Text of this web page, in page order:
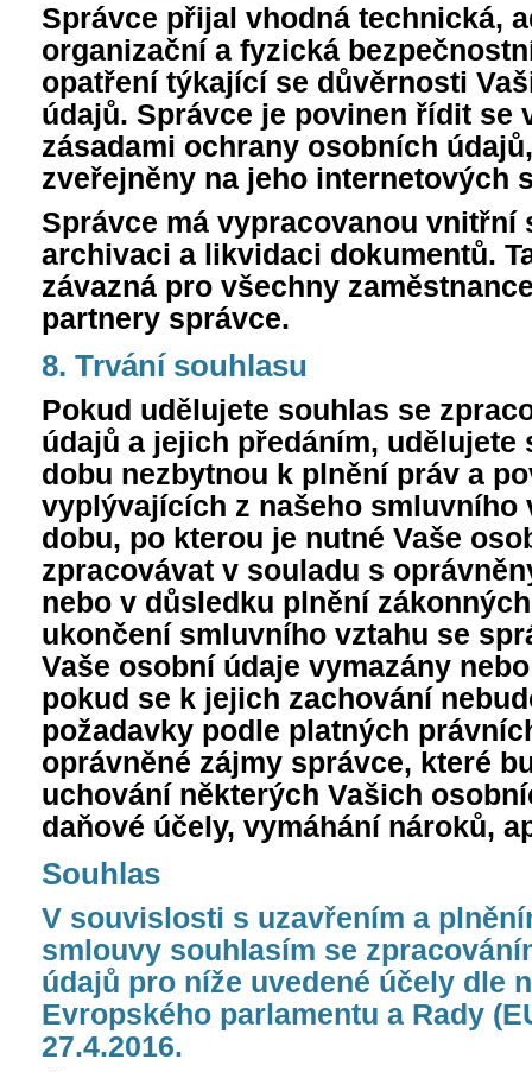
Správce přijal vhodná technická,
organizační a fyzická
opatření týkající se důvěrnosti
údajů. Správce je povinen řídit se
zásadami ochrany osobních
zveřejněny na jeho internetových
Správce má vypracovanou vnitřní
archivaci a likvidaci dokumentů.
závazná pro všechny
partnery správce.
8. Trvání souhlasu
Pokud udělujete souhlas se
údajů a jejich předáním, udělujete
dobu nezbytnou k plnění práv a
vyplývajících z našeho smluvního
dobu, po kterou je nutné Vaše
zpracovávat v souladu s
nebo v důsledku plnění
ukončení smluvního vztahu se
Vaše osobní údaje vymazány
pokud se k jejich zachování
požadavky podle platných
oprávněné zájmy správce, které
uchování některých Vašich
daňové účely, vymáhání nároků,
Souhlas
V souvislosti s uzavřením a
smlouvy souhlasím se
údajů pro níže uvedené účely dle
Evropského parlamentu a Rady
27.4.2016.